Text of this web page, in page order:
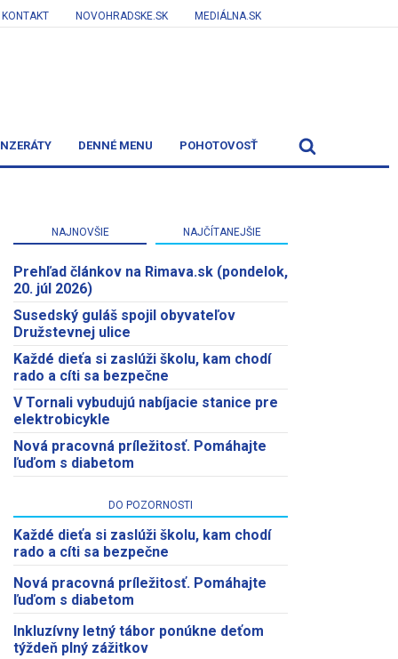
KONTAKT NOVOHRADSKE.SK MEDIÁLNA.SK
DENNÉ MENU POHOTOVOSŤ
NAJNOVŠIE NAJČÍTANEJŠIE
Prehľad článkov na Rimava.sk (pondelok,
20. júl 2026)
Susedský guláš spojil obyvateľov
Družstevnej ulice
Každé dieťa si zaslúži školu, kam chodí
rado a cíti sa bezpečne
V Tornali vybudujú nabíjacie stanice pre
elektrobicykle
Nová pracovná príležitosť. Pomáhajte
ľuďom s diabetom
DO POZORNOSTI
Každé dieťa si zaslúži školu, kam chodí
rado a cíti sa bezpečne
Nová pracovná príležitosť. Pomáhajte
ľuďom s diabetom
Inkluzívny letný tábor ponúkne deťom
týždeň plný zážitkov